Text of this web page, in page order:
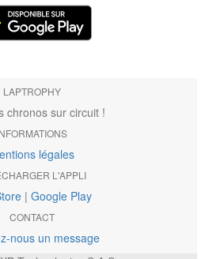
LAPTROPHY
chronos sur circuit !
légales
L'APPLI
| Google Play
CONTACT
nous un message